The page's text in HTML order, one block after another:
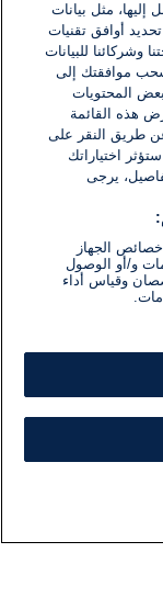
إليها، مثل بيانات
أوافق تقنيات
وشركائنا للبيانات
موافقتك إلى
بعض المحتويات
هذه القائمة
طريق النقر على
اختياراتك
يرجى
الجهاز
و/أو الوصول
وقياس أداء